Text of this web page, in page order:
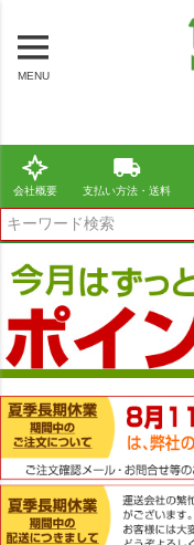
MENU
会社概要 支払い方法・送料